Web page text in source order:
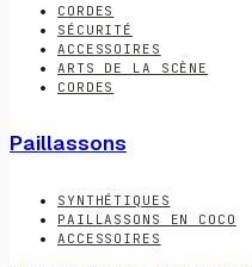
CORDES
SÉCURITÉ
ACCESSOIRES
ARTS DE LA SCÈNE
CORDES
Paillassons
SYNTHÉTIQUES
PAILLASSONS EN COCO
ACCESSOIRES